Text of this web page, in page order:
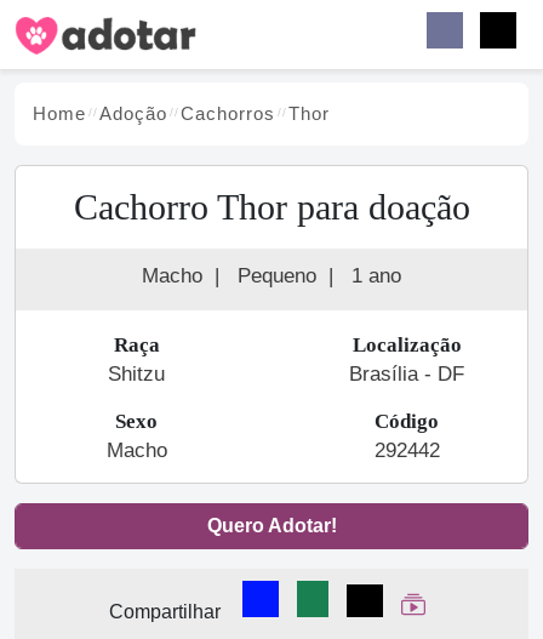
Home Adoção Cachorros Thor
Cachorro Thor para doação
Macho | Pequeno | 1 ano
Raça
Shitzu
Localização
Brasília - DF
Sexo
Macho
Código
292442
Quero Adotar!
Compartilhar
Compartilhar no Facebook
Compartilhar no
Compartilhar
Ver Web Story